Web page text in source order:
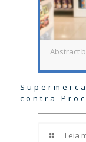
Abstract
contra
Leia